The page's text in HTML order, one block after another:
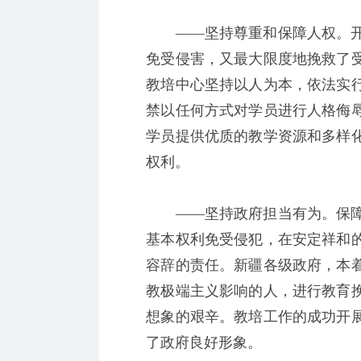
——坚持尊重和保障人权。开
免受侵害，又最大限度地挽救了
教培中心坚持以人为本，依法实
禁以任何方式对学员进行人格侮
学员提供优质的教学资源和多样
权利。
——坚持政府担当有为。保障
基本权利免受侵犯，在安定祥和
容辞的责任。新疆各级政府，本
教极端主义影响的人，进行教育
想象的艰辛。教培工作的成功开
了政府良好形象。